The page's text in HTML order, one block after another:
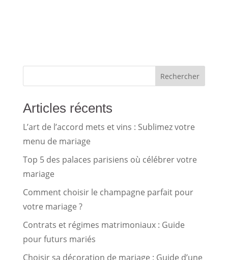
Rechercher
Articles récents
L’art de l’accord mets et vins : Sublimez votre
menu de mariage
Top 5 des palaces parisiens où célébrer votre
mariage
Comment choisir le champagne parfait pour
votre mariage ?
Contrats et régimes matrimoniaux : Guide
pour futurs mariés
Choisir sa décoration de mariage : Guide d’une